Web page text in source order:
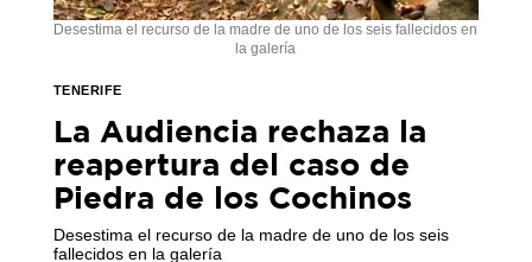
Desestima el recurso de la madre de uno de los seis fallecidos en
la galería
TENERIFE
La Audiencia rechaza la
reapertura del caso de
Piedra de los Cochinos
Desestima el recurso de la madre de uno de los seis
fallecidos en la galería